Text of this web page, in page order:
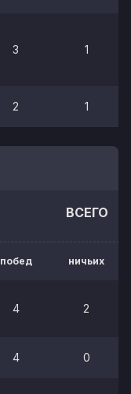
3 1
2 1
ВСЕГО
побед ничьих
4 2
4 0